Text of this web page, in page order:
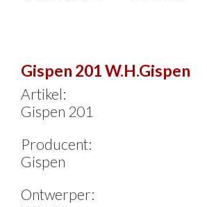
Gispen 201 W.H.Gispen
Artikel:
Gispen 201
Producent:
Gispen
Ontwerper: